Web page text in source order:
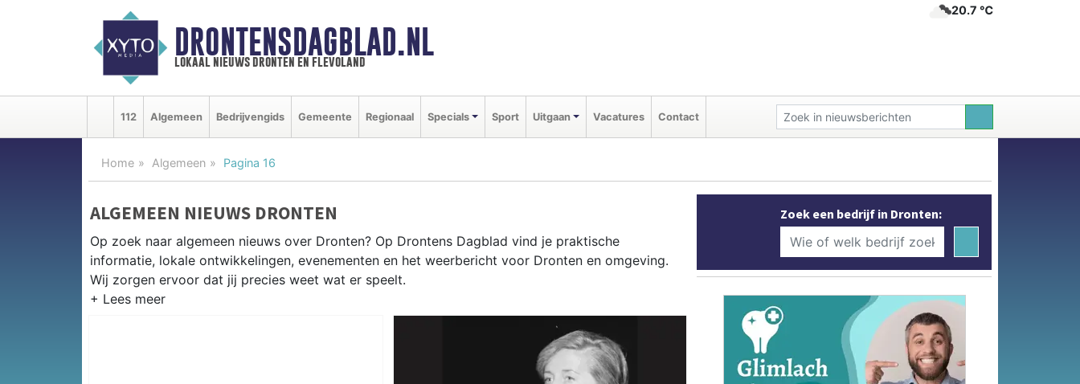
DRONTENSDAGBLAD.NL
lokaal nieuws dronten en flevoland
20.7 ℃
112 Algemeen Bedrijvengids Gemeente Regionaal Specials Sport Uitgaan Vacatures Contact
Home Algemeen Pagina 16
ALGEMEEN NIEUWS DRONTEN
Op zoek naar algemeen nieuws over Dronten? Op Drontens Dagblad vind je praktische
informatie, lokale ontwikkelingen, evenementen en het weerbericht voor Dronten en omgeving.
Wij zorgen ervoor dat jij precies weet wat er speelt.
Van werkzaamheden op de N305 tot evenementen als Lowlands op de Walibi-locatie en het
Zoek een bedrijf in Dronten: